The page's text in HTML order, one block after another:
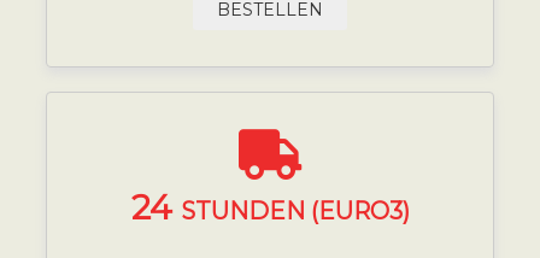
BESTELLEN
24 STUNDEN (EURO3)